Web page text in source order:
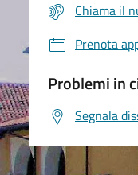
Chiama il
Prenota
Problemi in
Segnala